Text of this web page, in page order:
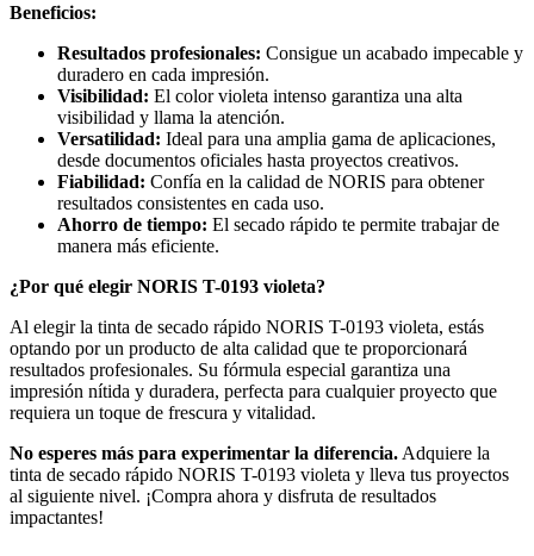
Beneficios:
Resultados profesionales: Consigue un acabado impecable y
duradero en cada impresión.
Visibilidad: El color violeta intenso garantiza una alta
visibilidad y llama la atención.
Versatilidad: Ideal para una amplia gama de aplicaciones,
desde documentos oficiales hasta proyectos creativos.
Fiabilidad: Confía en la calidad de NORIS para obtener
resultados consistentes en cada uso.
Ahorro de tiempo: El secado rápido te permite trabajar de
manera más eficiente.
¿Por qué elegir NORIS T-0193 violeta?
Al elegir la tinta de secado rápido NORIS T-0193 violeta, estás
optando por un producto de alta calidad que te proporcionará
resultados profesionales. Su fórmula especial garantiza una
impresión nítida y duradera, perfecta para cualquier proyecto que
requiera un toque de frescura y vitalidad.
No esperes más para experimentar la diferencia. Adquiere la
tinta de secado rápido NORIS T-0193 violeta y lleva tus proyectos
al siguiente nivel. ¡Compra ahora y disfruta de resultados
impactantes!